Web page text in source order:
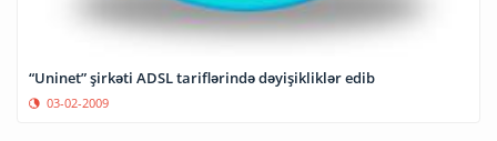
“Uninet” şirkəti ADSL tariflərində dəyişikliklər edib
03-02-2009